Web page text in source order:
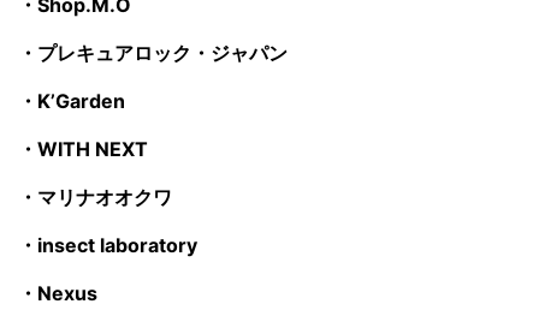
・Shop.M.O
・プレキュアロック・ジャパン
・K’Garden
・WITH NEXT
・マリナオオクワ
・insect laboratory
・Nexus